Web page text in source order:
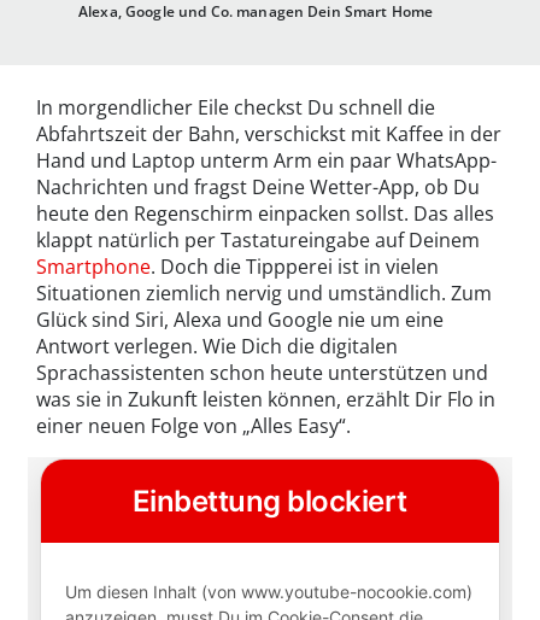
Alexa, Google und Co. managen Dein Smart Home
In morgendlicher Eile checkst Du schnell die
Abfahrtszeit der Bahn, verschickst mit Kaffee in der
Hand und Laptop unterm Arm ein paar WhatsApp-
Nachrichten und fragst Deine Wetter-App, ob Du
heute den Regenschirm einpacken sollst. Das alles
klappt natürlich per Tastatureingabe auf Deinem
Smartphone. Doch die Tippperei ist in vielen
Situationen ziemlich nervig und umständlich. Zum
Glück sind Siri, Alexa und Google nie um eine
Antwort verlegen. Wie Dich die digitalen
Sprachassistenten schon heute unterstützen und
was sie in Zukunft leisten können, erzählt Dir Flo in
einer neuen Folge von „Alles Easy“.